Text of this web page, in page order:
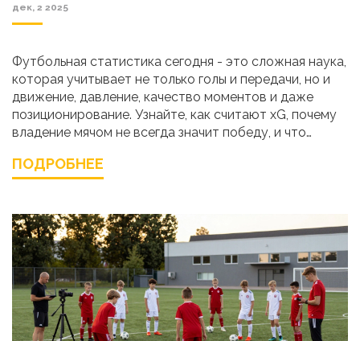
дек, 2 2025
Футбольная статистика сегодня - это сложная наука,
которая учитывает не только голы и передачи, но и
движение, давление, качество моментов и даже
позиционирование. Узнайте, как считают xG, почему
владение мячом не всегда значит победу, и что
ПОДРОБНЕЕ